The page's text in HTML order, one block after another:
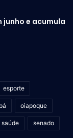
junho e acumula
esporte
oiapoque
saúde senado